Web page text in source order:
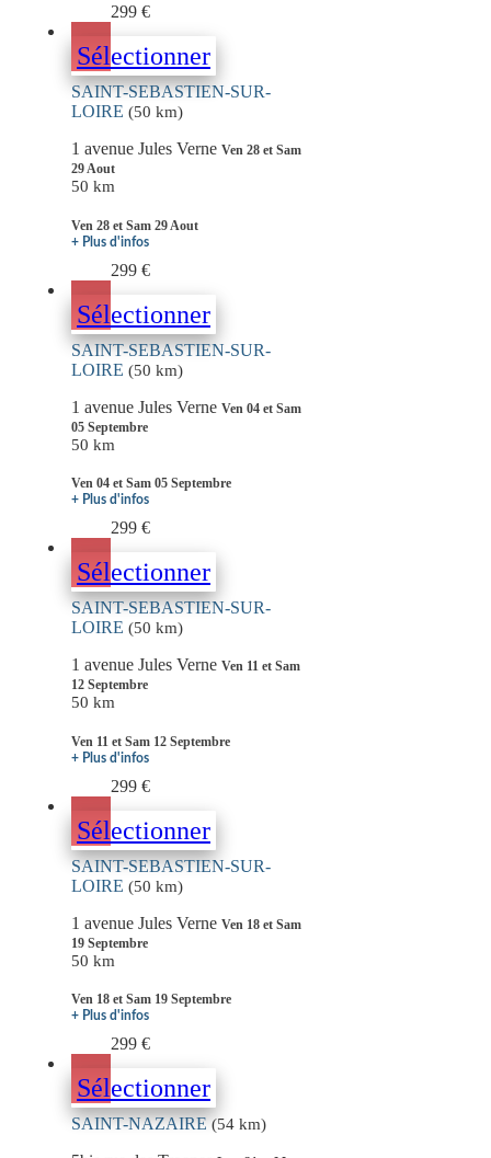
299 €
Sélectionner
SAINT-SEBASTIEN-SUR-
LOIRE (50 km)
1 avenue Jules Verne Ven 28 et Sam
29 Aout
50 km
Ven 28 et Sam 29 Aout
+ Plus d'infos
299 €
Sélectionner
SAINT-SEBASTIEN-SUR-
LOIRE (50 km)
1 avenue Jules Verne Ven 04 et Sam
05 Septembre
50 km
Ven 04 et Sam 05 Septembre
+ Plus d'infos
299 €
Sélectionner
SAINT-SEBASTIEN-SUR-
LOIRE (50 km)
1 avenue Jules Verne Ven 11 et Sam
12 Septembre
50 km
Ven 11 et Sam 12 Septembre
+ Plus d'infos
299 €
Sélectionner
SAINT-SEBASTIEN-SUR-
LOIRE (50 km)
1 avenue Jules Verne Ven 18 et Sam
19 Septembre
50 km
Ven 18 et Sam 19 Septembre
+ Plus d'infos
299 €
Sélectionner
SAINT-NAZAIRE(54 km)